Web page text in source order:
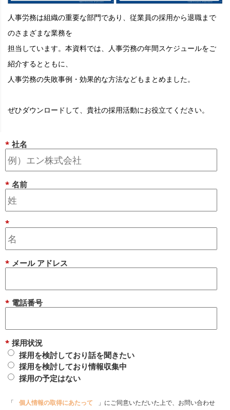
人事労務は組織の重要な部門であり、従業員の採用から退職まで
のさまざまな業務を
担当しています。本資料では、人事労務の年間スケジュールをご
紹介するとともに、
人事労務の失敗事例・効果的な方法などもまとめました。
ぜひダウンロードして、貴社の採用活動にお役立てください。
* 社名
* 名前
*
* メール アドレス
* 電話番号
* 採用状況
採用を検討しており話を聞きたい
採用を検討しており情報収集中
採用の予定はない
「 個人情報の取得にあたって
」にご同意いただいた上で、お問い合わせ